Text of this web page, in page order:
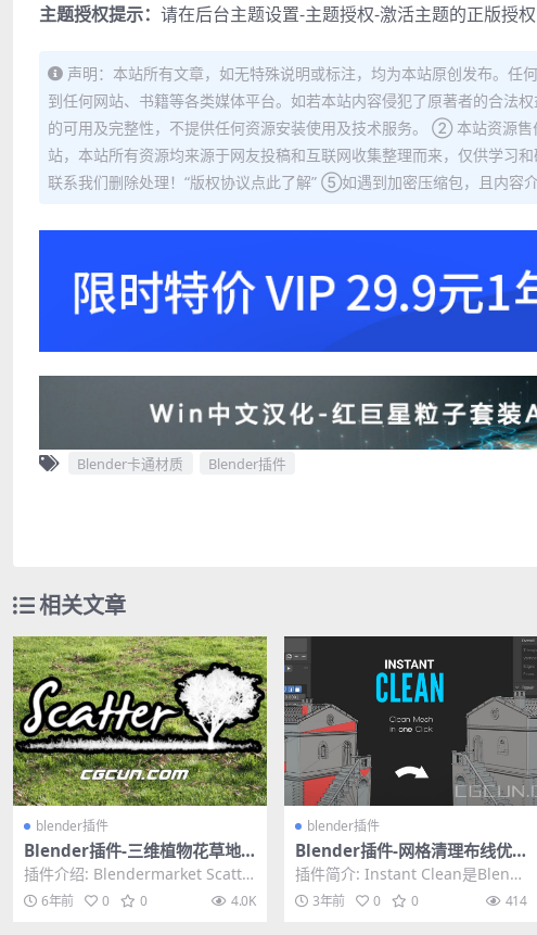
主题授权提示： 请在后台主题设置-主题授权-激活主题的正版授权
声明：本站所有文章，如无特殊说明或标注，均为本站原创发布。
到任何网站、书籍等各类媒体平台。如若本站内容侵犯了原著者的合
的可用及完整性，不提供任何资源安装使用及技术服务。 ② 本站资源
站，本站所有资源均来源于网友投稿和互联网收集整理而来，仅供学
联系我们删除处理！“版权协议点此了解” ⑤如遇到加密压缩包，且内
Blender卡通材质 Blender插件
相关文章
blender插件
Blender插件-三维植物花草地
快速生成插件 Blendermarket
Scatter
插件介绍: Blendermarket Scatte
r是一款Blender散射插...
6年前 0 0 4.0K
blender插件
Blender插件-网格清理布线优
化插件 Instant Clean V2.0.1
插件简介: Instant Clean是Blend
er的一个单击模型优化插件，内...
3年前 0 0 414